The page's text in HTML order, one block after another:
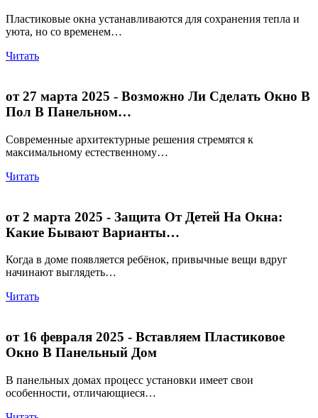
Пластиковые окна устанавливаются для сохранения тепла и
уюта, но со временем…
Читать
от 27 марта 2025 - Возможно Ли Сделать Окно В
Пол В Панельном…
Современные архитектурные решения стремятся к
максимальному естественному…
Читать
от 2 марта 2025 - Защита От Детей На Окна:
Какие Бывают Варианты…
Когда в доме появляется ребёнок, привычные вещи вдруг
начинают выглядеть…
Читать
от 16 февраля 2025 - Вставляем Пластиковое
Окно В Панельный Дом
В панельных домах процесс установки имеет свои
особенности, отличающиеся…